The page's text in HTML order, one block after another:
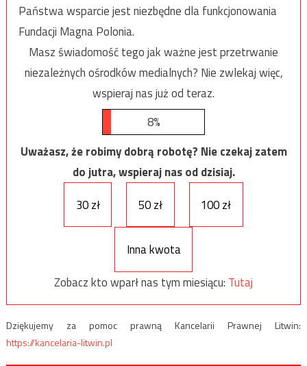
Państwa wsparcie jest niezbędne dla funkcjonowania
Fundacji Magna Polonia.
Masz świadomość tego jak ważne jest przetrwanie
niezależnych ośrodków medialnych? Nie zwlekaj więc,
wspieraj nas już od teraz.
8%
Uważasz, że robimy dobrą robotę? Nie czekaj zatem
do jutra, wspieraj nas od dzisiaj.
30 zł
50 zł 100 zł
Inna kwota
Zobacz kto wparł nas tym miesiącu: Tutaj
Dziękujemy za pomoc prawną Kancelarii Prawnej Litwin:
https://kancelaria-litwin.pl